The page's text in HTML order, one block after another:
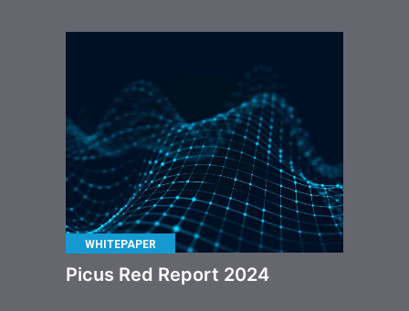
WHITEPAPER
Picus Red Report 2024